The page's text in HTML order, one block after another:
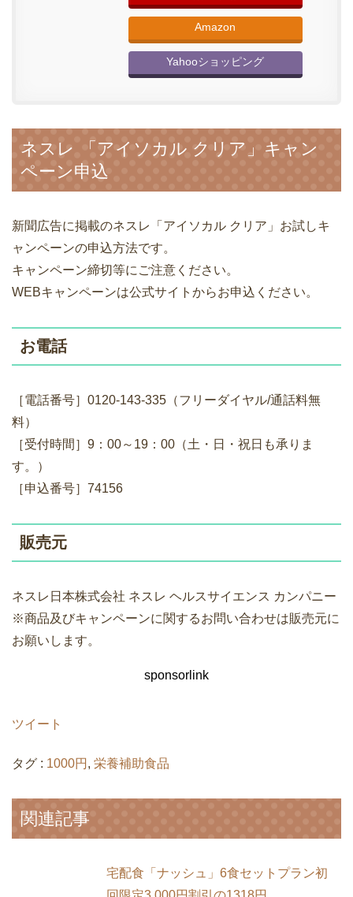
Amazon
Yahooショッピング
ネスレ 「アイソカル クリア」キャン
ペーン申込
新聞広告に掲載のネスレ「アイソカル クリア」お試しキ
ャンペーンの申込方法です。
キャンペーン締切等にご注意ください。
WEBキャンペーンは公式サイトからお申込ください。
お電話
［電話番号］0120-143-335（フリーダイヤル/通話料無
料）
［受付時間］9：00～19：00（土・日・祝日も承りま
す。）
［申込番号］74156
販売元
ネスレ日本株式会社 ネスレ ヘルスサイエンス カンパニー
※商品及びキャンペーンに関するお問い合わせは販売元に
お願いします。
sponsorlink
ツイート
タグ : 1000円 , 栄養補助食品
関連記事
宅配食「ナッシュ」6食セットプラン初